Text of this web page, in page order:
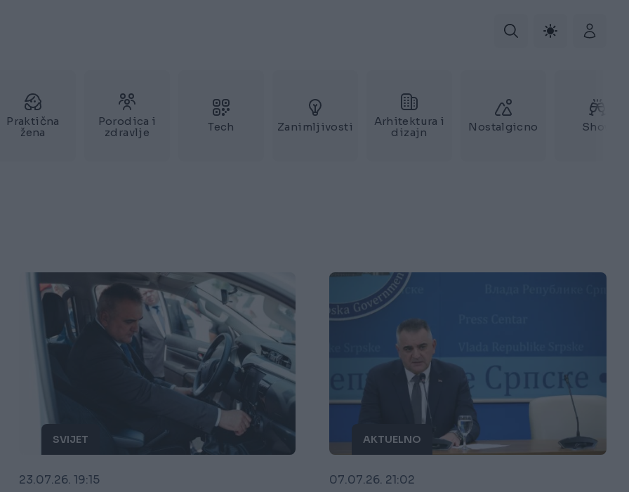
Praktična
žena
Porodica i
zdravlje
Tech Zanimljivosti
Arhitektura i
dizajn
Nostalgicno Show
SVIJET
23.07.26. 19:15
AKTUELNO
07.07.26. 21:02